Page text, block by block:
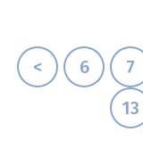
< 6 7
13